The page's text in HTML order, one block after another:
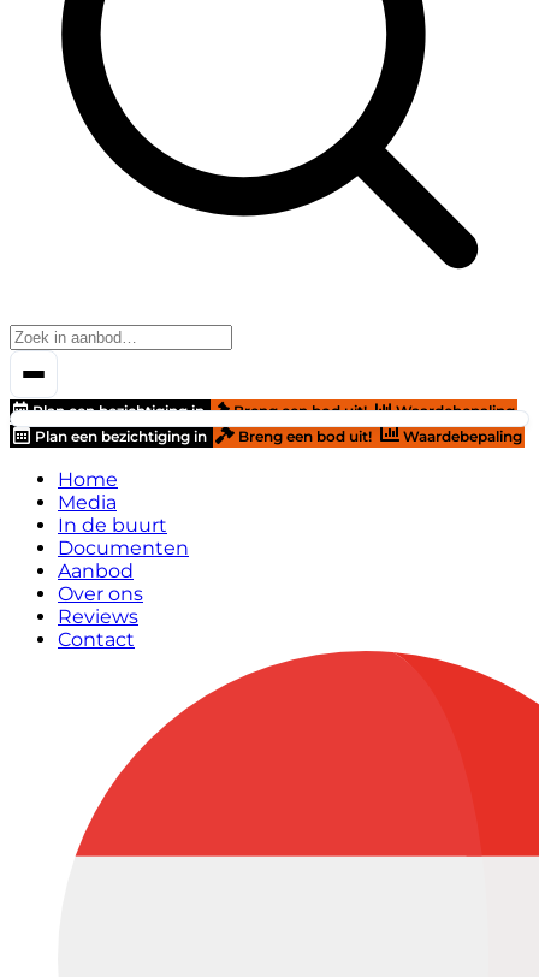
Plan een bezichtiging in Breng een bod uit!
Waardebepaling
Plan een bezichtiging in
Breng een bod uit! Waardebepaling
Home
Media
In de buurt
Documenten
Aanbod
Over ons
Reviews
Contact